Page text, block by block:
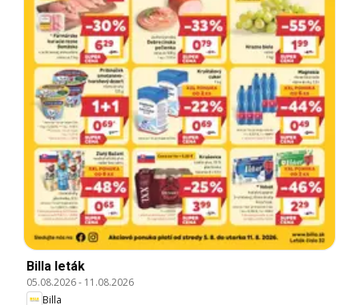
Billa leták
05.08.2026- 11.08.2026
Billa